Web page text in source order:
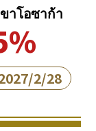
าโอซาก้า
2/28